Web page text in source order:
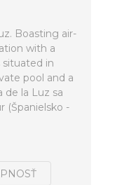
Boasting air-
with a
situated in
pool and a
de la Luz sa
(Španielsko -